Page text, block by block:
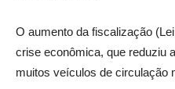
O aumento da fiscalização
crise econômica, que reduziu
muitos veículos de circulação